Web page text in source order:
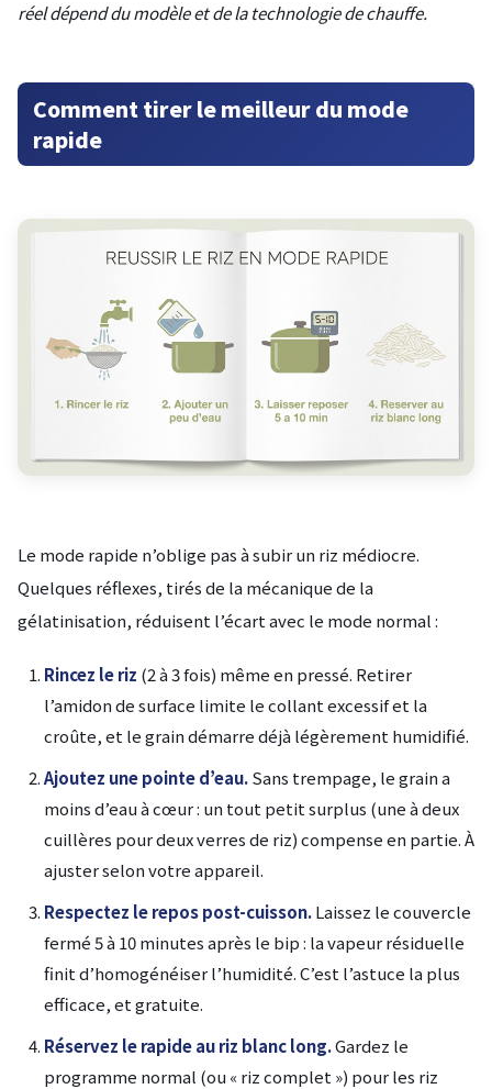
réel dépend du modèle et de la technologie de chauffe.
Comment tirer le meilleur du mode
rapide
Le mode rapide n’oblige pas à subir un riz médiocre.
Quelques réflexes, tirés de la mécanique de la
gélatinisation, réduisent l’écart avec le mode normal :
Rincez le riz (2 à 3 fois) même en pressé. Retirer
l’amidon de surface limite le collant excessif et la
croûte, et le grain démarre déjà légèrement humidifié.
Ajoutez une pointe d’eau.Sans trempage, le grain a
moins d’eau à cœur : un tout petit surplus (une à deux
cuillères pour deux verres de riz) compense en partie. À
ajuster selon votre appareil.
Respectez le repos post-cuisson.Laissez le couvercle
fermé 5 à 10 minutes après le bip : la vapeur résiduelle
finit d’homogénéiser l’humidité. C’est l’astuce la plus
efficace, et gratuite.
Réservez le rapide au riz blanc long.Gardez le
programme normal (ou « riz complet ») pour les riz